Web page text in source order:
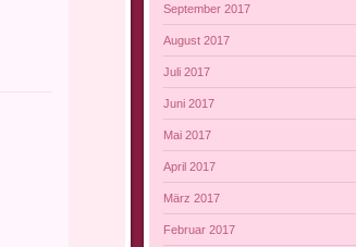
September 2017
August 2017
Juli 2017
Juni 2017
Mai 2017
April 2017
März 2017
Februar 2017